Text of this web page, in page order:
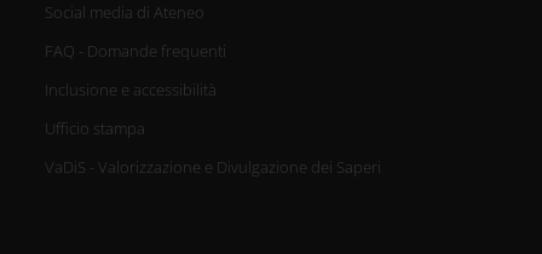
Social media di Ateneo
FAQ - Domande frequenti
Inclusione e accessibilità
Ufficio stampa
VaDiS - Valorizzazione e Divulgazione dei Saperi